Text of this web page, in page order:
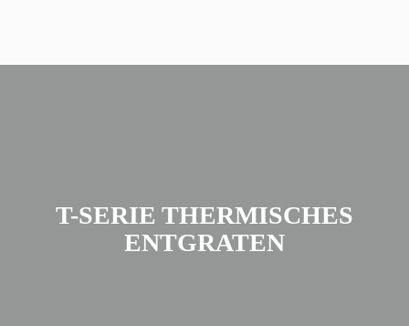
T-SERIE THERMISCHES
ENTGRATEN